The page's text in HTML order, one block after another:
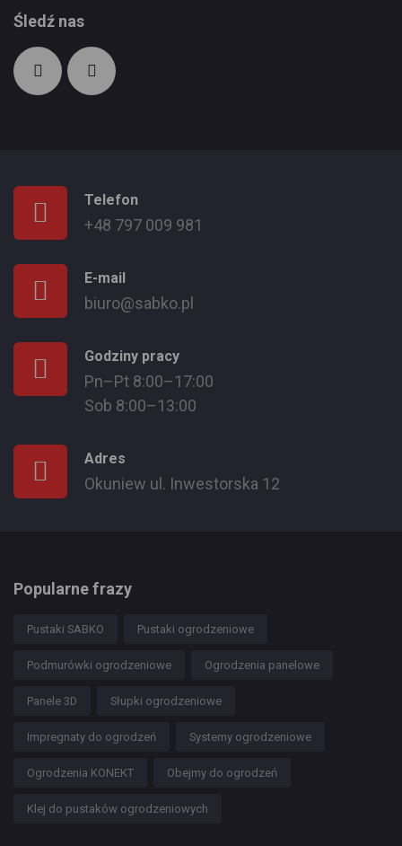
Śledź nas
Telefon
+48 797 009 981
E-mail
biuro@sabko.pl
Godziny pracy
Pn–Pt 8:00–17:00
Sob 8:00–13:00
Adres
Okuniew ul. Inwestorska 12
Popularne frazy
Pustaki SABKO Pustaki ogrodzeniowe
Podmurówki ogrodzeniowe Ogrodzenia panelowe
Panele 3D Słupki ogrodzeniowe
Impregnaty do ogrodzeń Systemy ogrodzeniowe
Ogrodzenia KONEKT Obejmy do ogrodzeń
Klej do pustaków ogrodzeniowych